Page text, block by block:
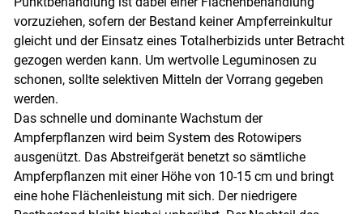
vorzuziehen, sofern der Bestand keiner Ampferreinkultur
gleicht und der Einsatz eines Totalherbizids unter Betracht
gezogen werden kann. Um wertvolle Leguminosen zu
schonen, sollte selektiven Mitteln der Vorrang gegeben
werden.
Das schnelle und dominante Wachstum der
Ampferpflanzen wird beim System des Rotowipers
ausgenützt. Das Abstreifgerät benetzt so sämtliche
Ampferpflanzen mit einer Höhe von 10-15 cm und bringt
eine hohe Flächenleistung mit sich. Der niedrigere